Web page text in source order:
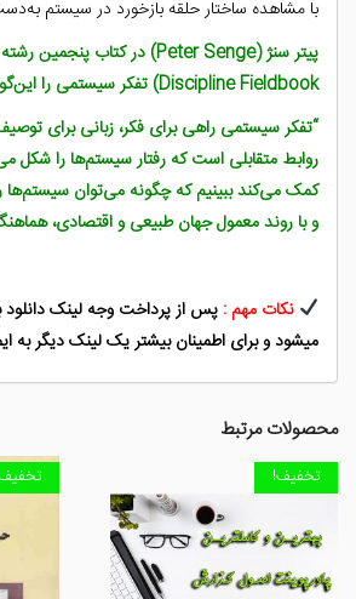
با مشاهده ساختار حلقه بازخورد در سیستم
Discipline Fieldbook) تفکر سیستمی را این‌گونه تعریف می‌کند:
“تفکر سیستمی راهی برای فکر، زبانی برای
روابط متقابلی است که رفتار سیستم‌ها را شکل
کمک می‌کند ببینیم که چگونه می‌توان سیستم‌ها
و با روند معمول جهان طبیعی و اقتصادی،
نکات مهم : پس از پرداخت وجه لینک دانلود
میشود و برای اطمینان بیشتر یک لینک دیگر به
محصولات مرتبط
تخفیف!